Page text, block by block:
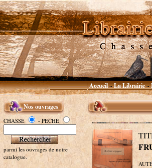
Accueil~La Librairie~
Nos ouvrages
CHASSE - PECHE
parmi les ouvrages de notre
catalogue.